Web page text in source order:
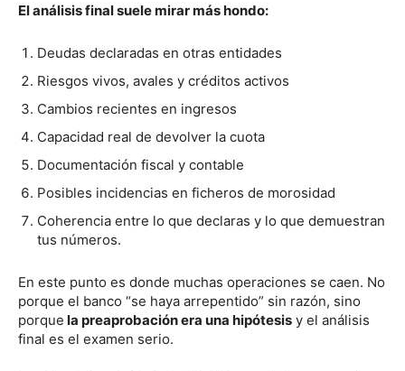
El análisis final suele mirar más hondo:
Deudas declaradas en otras entidades
Riesgos vivos, avales y créditos activos
Cambios recientes en ingresos
Capacidad real de devolver la cuota
Documentación fiscal y contable
Posibles incidencias en ficheros de morosidad
Coherencia entre lo que declaras y lo que demuestran
tus números.
En este punto es donde muchas operaciones se caen. No
porque el banco “se haya arrepentido” sin razón, sino
porque la preaprobación era una hipótesis y el análisis
final es el examen serio.